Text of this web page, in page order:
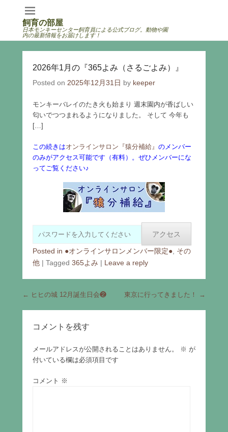
飼育の部屋
日本モンキーセンター飼育員による公式ブログ。動物や園
内の最新情報をお届けします！
2026年1月の『365よみ（さるごよみ）』
Posted on 2025年12月31日 by keeper
モンキーバレイのたき火も始まり 週末園内が香ばしい
匂いでつつまれるようになりました。 そして 今年も
[…]
この続きはオンラインサロン『猿分補給』 のメンバー
のみがアクセス可能です（有料）。ぜひメンバーにな
ってご覧ください♪
Posted in ●オンラインサロンメンバー限定● その
他 | Tagged 365よみ | Leave a reply
Post navigation
← ヒヒの城 12月誕生日会❷ 東京に行ってきました！ →
コメントを残す
メールアドレスが公開されることはありません。 ※ が
付いている欄は必須項目です
コメント ※